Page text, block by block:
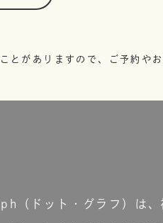
とがありますので、ご予約や
（ドット・グラフ）は、